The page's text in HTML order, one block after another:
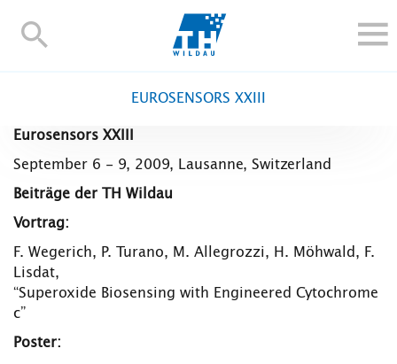
TH-
ALUMNI
HOCHSCHULE
INTERNATIONAL
BESCHÄFTIGTE
Blogs Kontakt und Anfahrt Webmail Moodle
EUROSENSORS XXIII
Eurosensors XXIII
September 6 - 9, 2009, Lausanne, Switzerland
Beiträge der TH Wildau
Vortrag:
F. Wegerich, P. Turano, M. Allegrozzi, H. Möhwald, F.
Lisdat,
“Superoxide Biosensing with Engineered Cytochrome
c”
Poster: